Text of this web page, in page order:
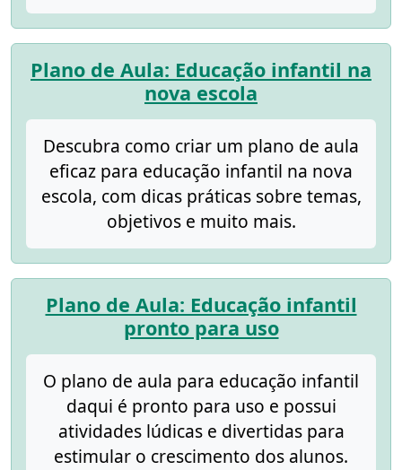
Plano de Aula: Educação infantil na
nova escola
Descubra como criar um plano de aula
eficaz para educação infantil na nova
escola, com dicas práticas sobre temas,
objetivos e muito mais.
Plano de Aula: Educação infantil
pronto para uso
O plano de aula para educação infantil
daqui é pronto para uso e possui
atividades lúdicas e divertidas para
estimular o crescimento dos alunos.